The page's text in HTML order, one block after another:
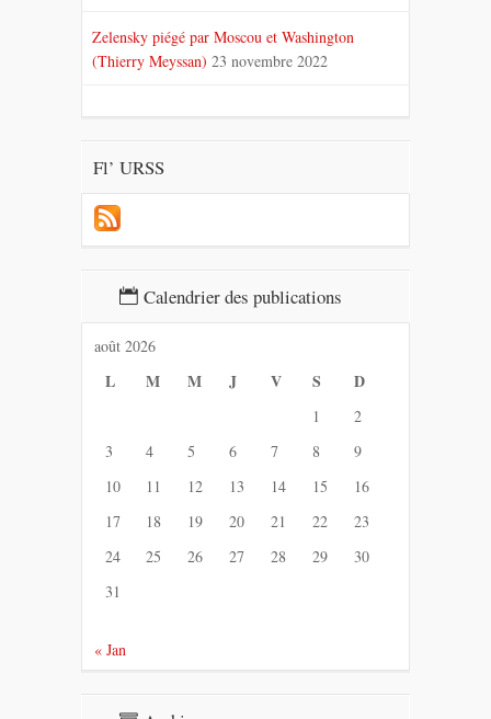
Zelensky piégé par Moscou et Washington
(Thierry Meyssan) 23 novembre 2022
Fl’ URSS
Calendrier des publications
août 2026
L M M J V S D
1
2
3
4 5 6 7 8
9
10
11 12 13 14 15
16
17
18 19 20 21 22
23
24
25 26 27 28 29
30
31
« Jan